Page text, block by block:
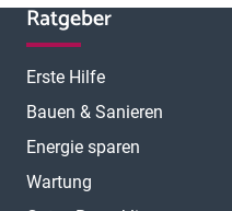
Ratgeber
Erste Hilfe
Bauen & Sanieren
Energie sparen
Wartung